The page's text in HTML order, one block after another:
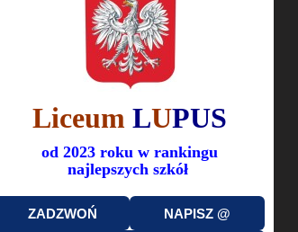
Liceum LUPUS
od 2023 roku w rankingu
najlepszych szkół
ZADZWOŃ NAPISZ @